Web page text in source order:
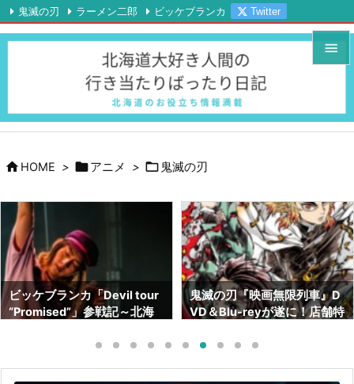



次へ

検索
鬼滅の刃 ラーメン二郎 ビッケブランカ
Twitter
Instagram
YouTube RSS Feedly
 HOME > アニメ >  鬼滅の刃
鬼滅の刃『映画無限列車』D
VD＆Blu-reyが遂に！店舗特
でも予約出来ます】
鬼滅の刃画集『幾星霜』が素
晴らしい！！ネタバレも！！
も売ってます】